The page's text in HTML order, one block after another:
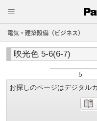
電気・建築設備（ビジネス）
映光色 5-6(6-7)
5
お探しのページはデジタル